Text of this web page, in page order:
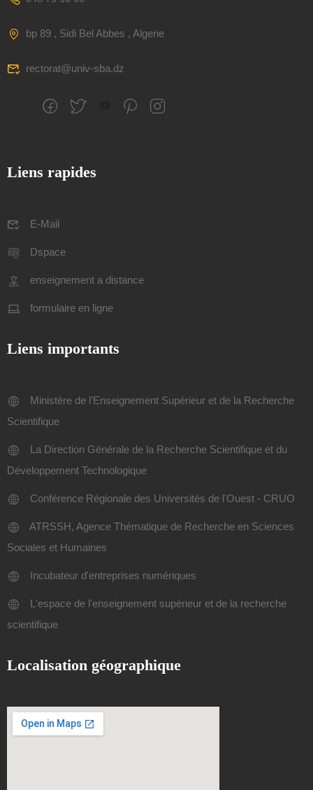
bp 89 , Sidi Bel Abbes , Algerie
rectorat@univ-sba.dz
Liens rapides
E-Mail
Dspace
enseignement a distance
formulaire en ligne
Liens importants
Ministère de l'Enseignement Supérieur et de la Recherche
Scientifique
La Direction Générale de la Recherche Scientifique et du
Développement Technologique
Conférence Régionale des Universités de l'Ouest - CRUO
ATRSSH, Agence Thématique de Recherche en Sciences
Sociales et Humaines
Incubateur d'entreprises numériques
L'espace de l'enseignement supérieur et de la recherche
scientifique
Localisation géographique